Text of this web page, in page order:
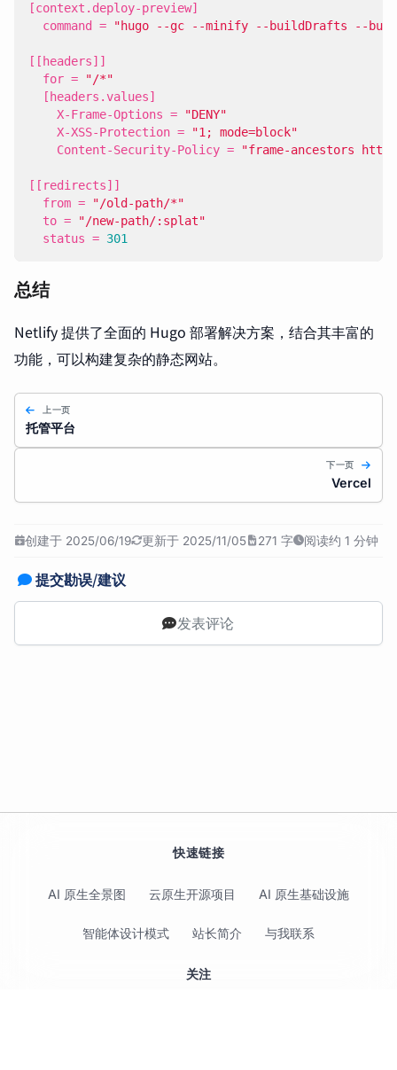
[context . deploy-preview]
command
= "hugo --gc --minify --buildDrafts --
[[ headers]]
for =
"/*"
[ headers .values]
X-Frame-Options =
"DENY"
X-XSS-Protection =
"1; mode=block"
Content-Security-Policy = "frame-ancestors
[[ redirects]]
from =
"/old-path/*"
to =
"/new-path/:splat"
status = 301
总结
Netlify 提供了全面的 Hugo 部署解决方案，结合其丰富的
功能，可以构建复杂的静态网站。
上一页
托管平台
下一页
Vercel
创建于 2025/06/19 更新于 2025/11/05 271 字 阅读约 1 分钟
提交勘误/建议
发表评论
快速链接
AI 原生全景图 云原生开源项目 AI 原生基础设施
智能体设计模式 站长简介 与我联系
关注